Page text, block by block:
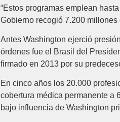
“Estos programas emplean
Gobierno recogió 7.200 millones
Antes Washington ejerció
órdenes fue el Brasil del
firmado en 2013 por su
En cinco años los 20.000
cobertura médica permanente a
bajo influencia de Washington